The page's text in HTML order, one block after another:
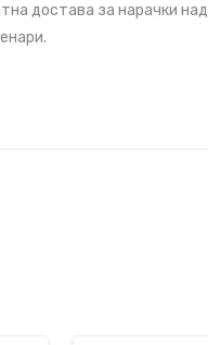
достава за нарачки над